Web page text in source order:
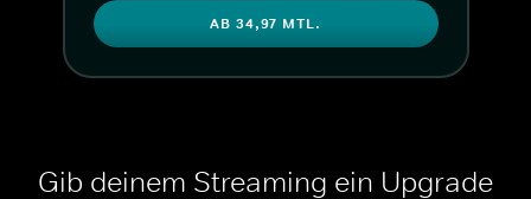
AB 34,97 MTL.
Gib deinem Streaming ein Upgrade